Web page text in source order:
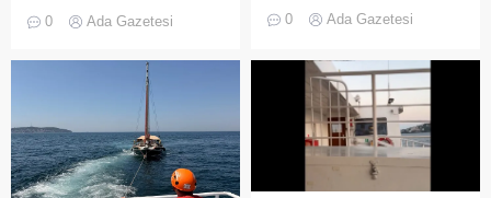
kiralama yasağı” adeta hiçe
yansıyan son görüntüler,
yasağın delindiğini ve
denetimlerin yetersiz
kaldığını bir kez daha gözler
önüne serdi. Adalar’da
UKOME (Ulaşım
0 Ada Gazetesi
çevre kirliliğine neden olan
geniş çaplı bir temizlik ve
denetim operasyonu
gerçekleştirildi.
0 Ada Gazetesi